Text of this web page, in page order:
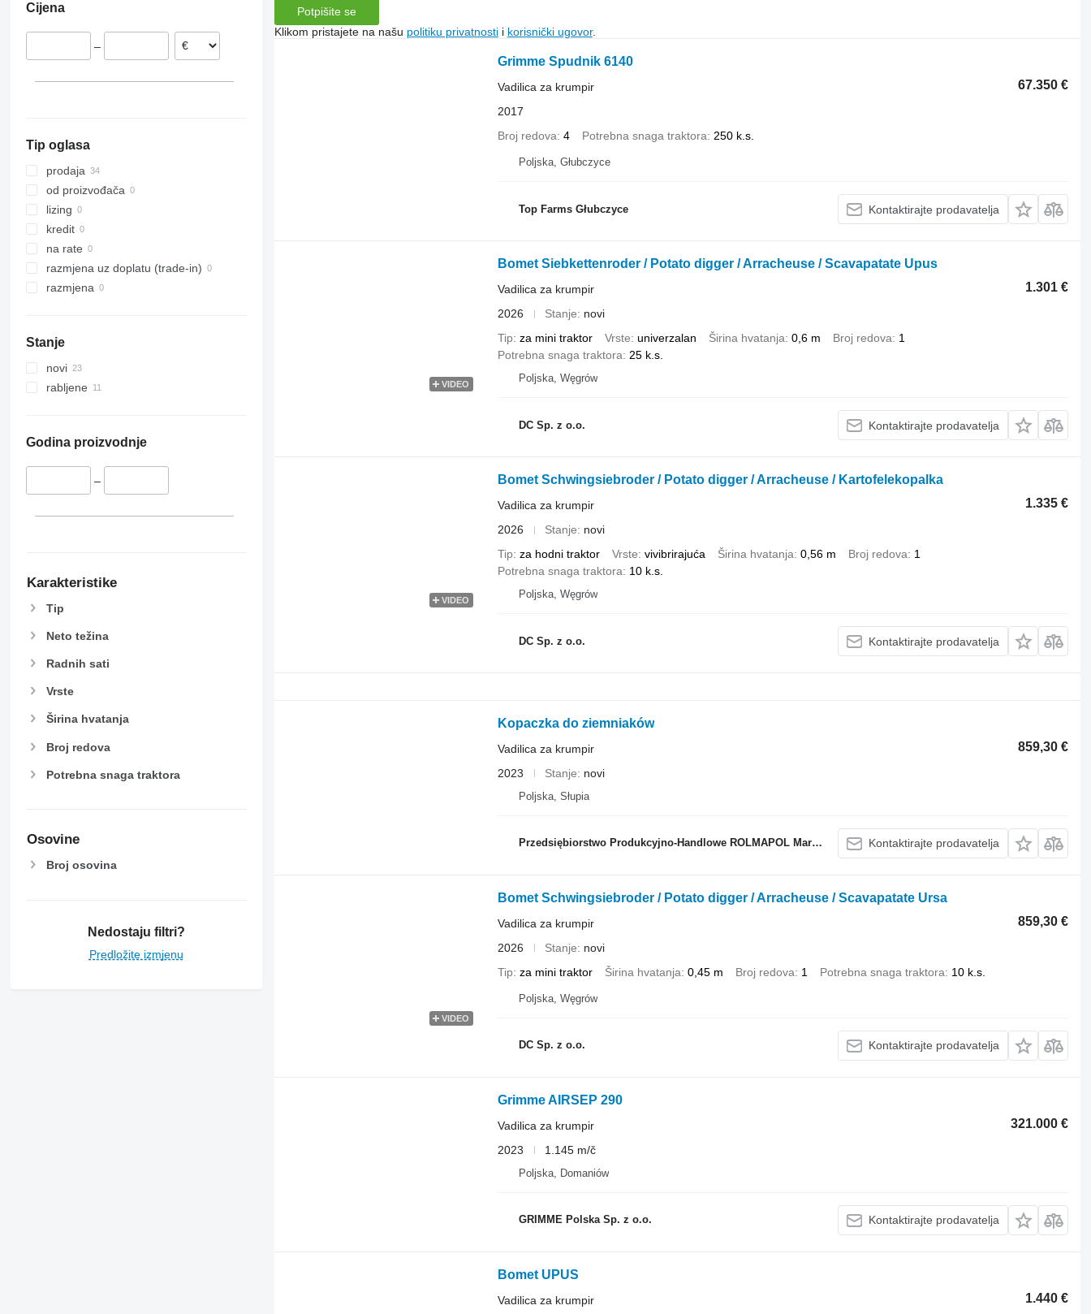
Węgrów
Nowy Sącz
Austrija
Rumunjska
Cijena
–
Tip oglasa
prodaja
od proizvođača
lizing
kredit
na rate
razmjena uz doplatu (trade-in)
razmjena
Stanje
novi
rabljene
Godina proizvodnje
–
Karakteristike
Tip
Neto težina
Radnih sati
Vrste
Širina hvatanja
Broj redova
Potrebna snaga traktora
Osovine
Broj osovina
Nedostaju filtri?
Predložite izmjenu
Potpišite se
Klikom pristajete na našu politiku privatnostii korisnički ugovor.
Grimme Spudnik 6140
67.350 €
Vadilica za krumpir
2017
Broj redova 4 Potrebna snaga traktora 250 k.s.
Poljska, Głubczyce
Top Farms Głubczyce Kontaktirajte prodavatelja
VIDEO
Bomet Siebkettenroder / Potato digger / Arracheuse / Scavapatate Upus
1.301 €
Vadilica za krumpir
2026
Stanje
novi
Tip za mini traktor Vrste univerzalan Širina hvatanja 0,6 m Broj redova
1
Potrebna snaga traktora
25 k.s.
Poljska, Węgrów
DC Sp. z o.o. Kontaktirajte prodavatelja
VIDEO
Bomet Schwingsiebroder / Potato digger / Arracheuse / Kartofelekopalka
1.335 €
Vadilica za krumpir
2026
Stanje
novi
Tip za hodni traktor Vrste vivibrirajuća Širina hvatanja 0,56 m Broj redova
1
Potrebna snaga traktora
10 k.s.
Poljska, Węgrów
DC Sp. z o.o. Kontaktirajte prodavatelja
Kopaczka do ziemniaków
859,30 €
Vadilica za krumpir
2023
Stanje novi
Poljska, Słupia
Przedsiębiorstwo Produkcyjno-Handlowe ROLMAPOL Marcin Dziekan Kontaktirajte prodavatelja
VIDEO
Bomet Schwingsiebroder / Potato digger / Arracheuse / Scavapatate Ursa
859,30 €
Vadilica za krumpir
2026
Stanje
novi
Tip za mini traktor Širina hvatanja 0,45 m Broj redova 1 Potrebna snaga traktora 10 k.s.
Poljska, Węgrów
DC Sp. z o.o. Kontaktirajte prodavatelja
Grimme AIRSEP 290
321.000 €
Vadilica za krumpir
2023
1.145 m/č
Poljska, Domaniów
GRIMME Polska Sp. z o.o. Kontaktirajte prodavatelja
Bomet UPUS
1.440 €
Vadilica za krumpir